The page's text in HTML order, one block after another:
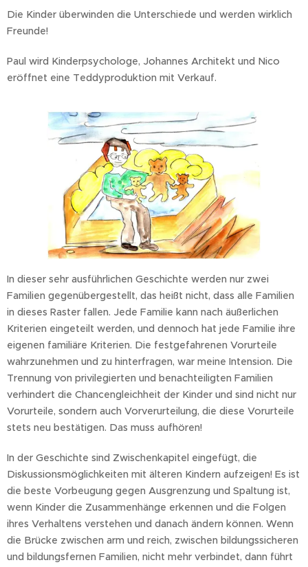
Die Kinder überwinden die Unterschiede und werden wirklich
Freunde!
Paul wird Kinderpsychologe, Johannes Architekt und Nico
eröffnet eine Teddyproduktion mit Verkauf.
In dieser sehr ausführlichen Geschichte werden nur zwei
Familien gegenübergestellt, das heißt nicht, dass alle Familien
in dieses Raster fallen. Jede Familie kann nach äußerlichen
Kriterien eingeteilt werden, und dennoch hat jede Familie ihre
eigenen familiäre Kriterien. Die festgefahrenen Vorurteile
wahrzunehmen und zu hinterfragen, war meine Intension. Die
Trennung von privilegierten und benachteiligten Familien
verhindert die Chancengleichheit der Kinder und sind nicht nur
Vorurteile, sondern auch Vorverurteilung, die diese Vorurteile
stets neu bestätigen. Das muss aufhören!
In der Geschichte sind Zwischenkapitel eingefügt, die
Diskussionsmöglichkeiten mit älteren Kindern aufzeigen! Es ist
die beste Vorbeugung gegen Ausgrenzung und Spaltung ist,
wenn Kinder die Zusammenhänge erkennen und die Folgen
ihres Verhaltens verstehen und danach ändern können. Wenn
die Brücke zwischen arm und reich, zwischen bildungssicheren
und bildungsfernen Familien, nicht mehr verbindet, dann führt